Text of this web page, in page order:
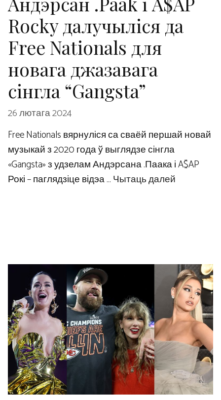
Rocky далучыліся да
Free Nationals для
новага джазавага
сінгла “Gangsta”
26 лютага 2024
Free Nationals вярнуліся са сваёй першай новай
музыкай з 2020 года ў выглядзе сінгла
«Gangsta» з удзелам Андэрсана .Паака і A$AP
Рокі – паглядзіце відэа …Чытаць далей